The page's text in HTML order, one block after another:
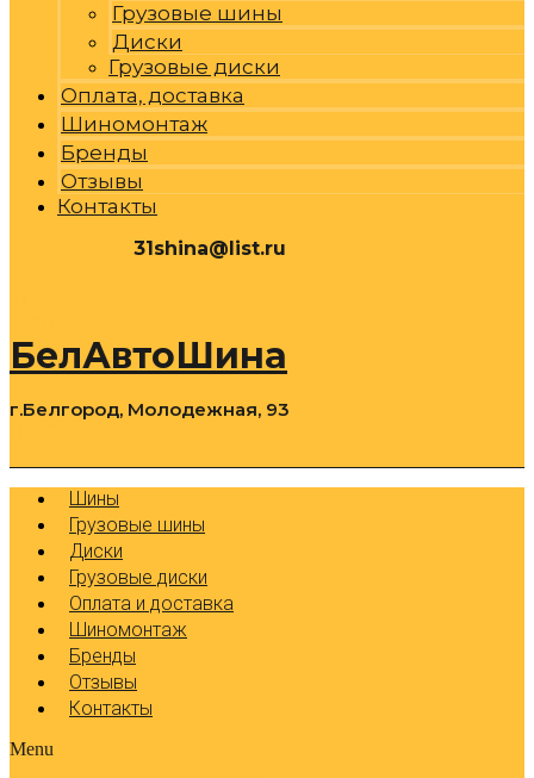
Грузовые шины
Диски
Грузовые диски
Оплата, доставка
Шиномонтаж
Бренды
Отзывы
Контакты
31shina@list.ru
БелАвтоШина
г.Белгород, Молодежная, 93
Шины
Грузовые шины
Диски
Грузовые диски
Оплата и доставка
Шиномонтаж
Бренды
Отзывы
Контакты
Menu